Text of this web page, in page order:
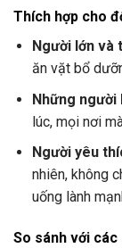
Thích hợp cho
Người lớn và
ăn vặt bổ
Những người
lúc, mọi nơi
Người yêu
nhiên, không
uống lành
So sánh với